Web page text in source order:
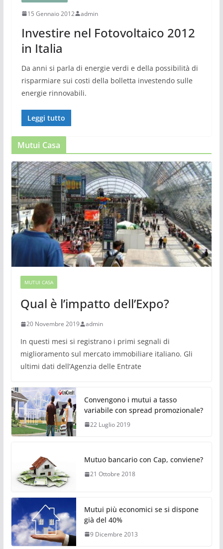
15 Gennaio 2012 admin
Investire nel Fotovoltaico 2012
in Italia
Da anni si parla di energie verdi e della possibilità di
risparmiare sui costi della bolletta investendo sulle
energie rinnovabili.
Leggi tutto
Mutui Casa
MUTUI CASA
Qual è l’impatto dell’Expo?
20 Novembre 2019 admin
In questi mesi si registrano i primi segnali di
miglioramento sul mercato immobiliare italiano. Gli
ultimi dati dell’Agenzia delle Entrate
Convengono i mutui a tasso
variabile con spread promozionale?
22 Luglio 2019
Mutuo bancario con Cap, conviene?
21 Ottobre 2018
Mutui più economici se si dispone
già del 40%
9 Dicembre 2013